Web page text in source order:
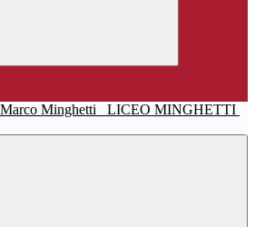
LICEO MINGHETTI